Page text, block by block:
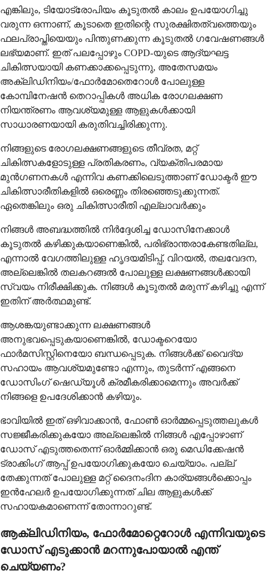
എങ്കിലും, ടിയോട്രോപിയം കൂടുതൽ കാലം ഉപയോഗിച്ചു
വരുന്ന ഒന്നാണ്, കൂടാതെ ഇതിന്റെ സുരക്ഷിതത്വത്തെയും
ഫലപ്രാപ്തിയെയും പിന്തുണക്കുന്ന കൂടുതൽ ഗവേഷണങ്ങൾ
ലഭ്യമാണ്. ഇത് പലപ്പോഴും COPD-യുടെ ആദ്യഘട്ട
ചികിത്സയായി കണക്കാക്കപ്പെടുന്നു, അതേസമയം
അക്ലിഡിനിയം/ഫോർമോതെറോൾ പോലുള്ള
കോമ്പിനേഷൻ തെറാപ്പികൾ അധിക രോഗലക്ഷണ
നിയന്ത്രണം ആവശ്യമുള്ള ആളുകൾക്കായി
സാധാരണയായി കരുതിവച്ചിരിക്കുന്നു.
നിങ്ങളുടെ രോഗലക്ഷണങ്ങളുടെ തീവ്രത, മറ്റ്
ചികിത്സകളോടുള്ള പ്രതികരണം, വ്യക്തിപരമായ
മുൻഗണനകൾ എന്നിവ കണക്കിലെടുത്താണ് ഡോക്ടർ ഈ
ചികിത്സാരീതികളിൽ ഒരെണ്ണം തിരഞ്ഞെടുക്കുന്നത്.
ഏതെങ്കിലും ഒരു ചികിത്സാരീതി എല്ലാവർക്കും
നിങ്ങൾ അബദ്ധത്തിൽ നിർദ്ദേശിച്ച ഡോസിനേക്കാൾ
കൂടുതൽ കഴിക്കുകയാണെങ്കിൽ, പരിഭ്രാന്തരാകേണ്ടതില്ല,
എന്നാൽ വേഗത്തിലുള്ള ഹൃദയമിടിപ്പ്, വിറയൽ, തലവേദന,
അല്ലെങ്കിൽ തലകറങ്ങൽ പോലുള്ള ലക്ഷണങ്ങൾക്കായി
സ്വയം നിരീക്ഷിക്കുക. നിങ്ങൾ കൂടുതൽ മരുന്ന് കഴിച്ചു എന്ന്
ഇതിന് അർത്ഥമുണ്ട്.
ആശങ്കയുണ്ടാക്കുന്ന ലക്ഷണങ്ങൾ
അനുഭവപ്പെടുകയാണെങ്കിൽ, ഡോക്ടറെയോ
ഫാർമസിസ്റ്റിനെയോ ബന്ധപ്പെടുക. നിങ്ങൾക്ക് വൈദ്യ
സഹായം ആവശ്യമുണ്ടോ എന്നും, തുടർന്ന് എങ്ങനെ
ഡോസിംഗ് ഷെഡ്യൂൾ ക്രമീകരിക്കാമെന്നും അവർക്ക്
നിങ്ങളെ ഉപദേശിക്കാൻ കഴിയും.
ഭാവിയിൽ ഇത് ഒഴിവാക്കാൻ, ഫോൺ ഓർമ്മപ്പെടുത്തലുകൾ
സജ്ജീകരിക്കുകയോ അല്ലെങ്കിൽ നിങ്ങൾ എപ്പോഴാണ്
ഡോസ് എടുത്തതെന്ന് ഓർമ്മിക്കാൻ ഒരു മെഡിക്കേഷൻ
ട്രാക്കിംഗ് ആപ്പ് ഉപയോഗിക്കുകയോ ചെയ്യാം. പല്ല്
തേക്കുന്നത് പോലുള്ള മറ്റ് ദൈനംദിന കാര്യങ്ങൾക്കൊപ്പം
ഇൻഹേലർ ഉപയോഗിക്കുന്നത് ചില ആളുകൾക്ക്
സഹായകമാണെന്ന് തോന്നാറുണ്ട്.
ആക്ലിഡിനിയം, ഫോർമോറ്റെറോൾ എന്നിവയുടെ
ഡോസ് എടുക്കാൻ മറന്നുപോയാൽ എന്ത്
ചെയ്യണം?